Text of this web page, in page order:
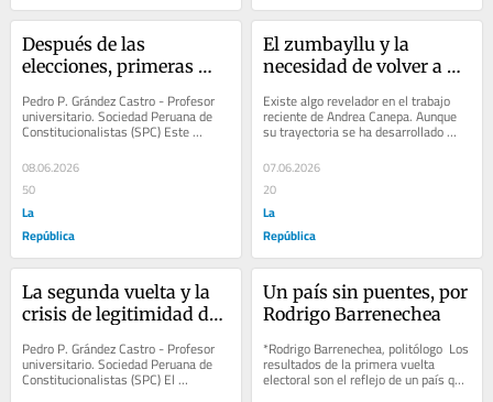
Después de las
elecciones, primeras
Pedro P. Grández Castro - Profesor
universitario. Sociedad Peruana de
Constitucionalistas (SPC) Este
artículo es entregado al periódico
antes de...
08.06.2026
50
La
República
El zumbayllu y la
necesidad de volver a
Aboudayeh
Existe algo revelador en el trabajo
reciente de Andrea Canepa. Aunque
su trayectoria se ha desarrollado
principalmente fuera del Perú, buena
parte de...
07.06.2026
20
La
República
La segunda vuelta y la
crisis de legitimidad de
Pedro P. Grández Castro - Profesor
universitario. Sociedad Peruana de
Constitucionalistas (SPC) El
ballottage, de origen francés,
Un país sin puentes, por
Rodrigo Barrenechea
*Rodrigo Barrenechea, politólogo  Los
resultados de la primera vuelta
electoral son el reflejo de un país que
cada vez se reconoce menos a sí...